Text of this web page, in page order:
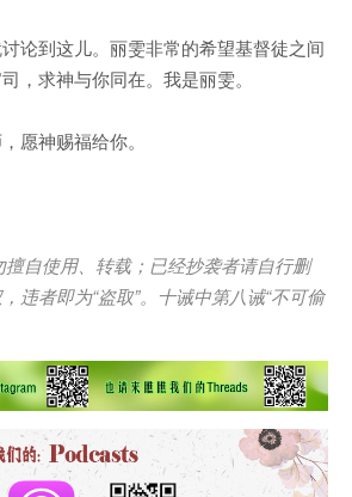
论到这儿。丽雯非常的希望基督徒之间
，求神与你同在。我是丽雯。
愿神赐福给你。
擅自使用、转载；已经抄袭者请自行删
违者即为“盗取”。十诫中第八诫“不可偷